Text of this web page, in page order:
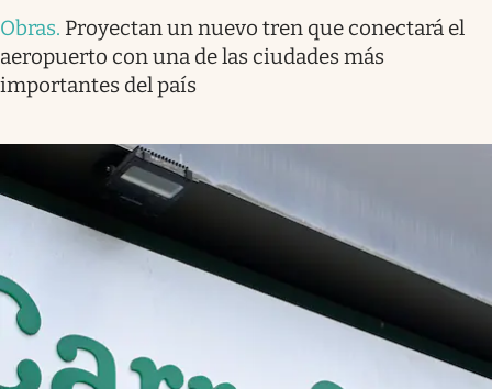
Obras. Proyectan un nuevo tren que conectará el
aeropuerto con una de las ciudades más
importantes del país